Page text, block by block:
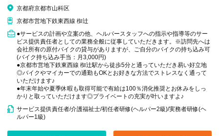
京都府京都市山科区
京都市営地下鉄東西線 椥辻
●サービスの計画や立案の他、ヘルパースタッフへの指示や指導等のサー
ビス提供責任者としての業務全般に従事していただきます。※訪問先へは
会社所有の原付バイクの貸与がありますが、ご自分のバイクの持ち込み可
(バイク持ち込み手当：月3,000円)
●京都市営地下鉄東西線 椥辻駅から徒歩5分と通っていただき易い好立地
◎バイクやマイカーでの通勤もOKとお好きな方法でストレスなく通って
いただけます♪
●年末年始や夏季休暇も取得可能で有給は100％消化推奨とお休みをしっ
かりと取っていただけます◎プライベートの充実が叶いますよ♪
サービス提供責任者/介護福祉士/初任者研修(ヘルパー2級)/実務者研修(ヘ
ルパー1級)